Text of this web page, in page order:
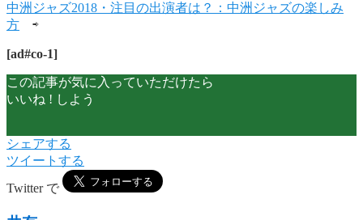
中洲ジャズ2018・注目の出演者は？：中洲ジャズの楽しみ
方 ⇨
[ad#co-1]
この記事が気に入っていただけたら
いいね ! しよう
シェアする
ツイートする
Twitter で